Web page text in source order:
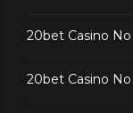
20bet Casino
20bet Casino